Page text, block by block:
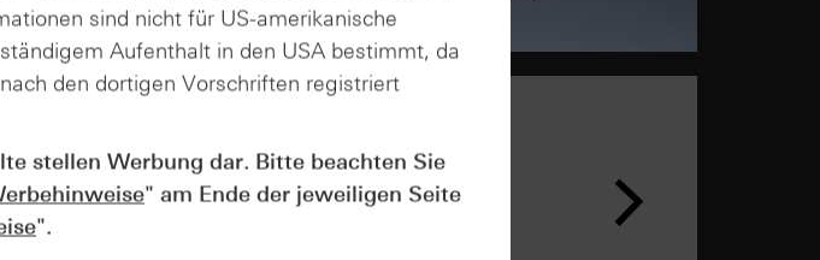
ins Kleingedruckte: Kosten &
bei Derivaten - Webinar
sind nicht für US-amerikanische
Aufenthalt in den USA bestimmt, da
den dortigen Vorschriften registriert
stellen Werbung dar. Bitte beachten Sie
" am Ende der jeweiligen Seite
".